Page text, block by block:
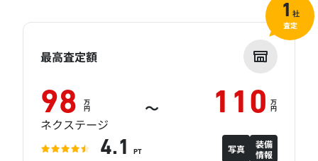
最高査定額
98 万
円 ～ 110 万
円
ネクステージ
4.1 PT 写真
装備
情報
1 社
査定